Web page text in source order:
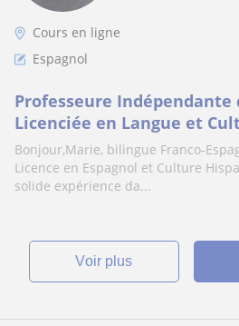
Cours en ligne
Espagnol
Professeure Indépendante
Licenciée en Langue et
propose cours
groupe
Bonjour,Marie, bilingue Franco-
Licence en Espagnol et Culture
solide expérience da...
voir plus